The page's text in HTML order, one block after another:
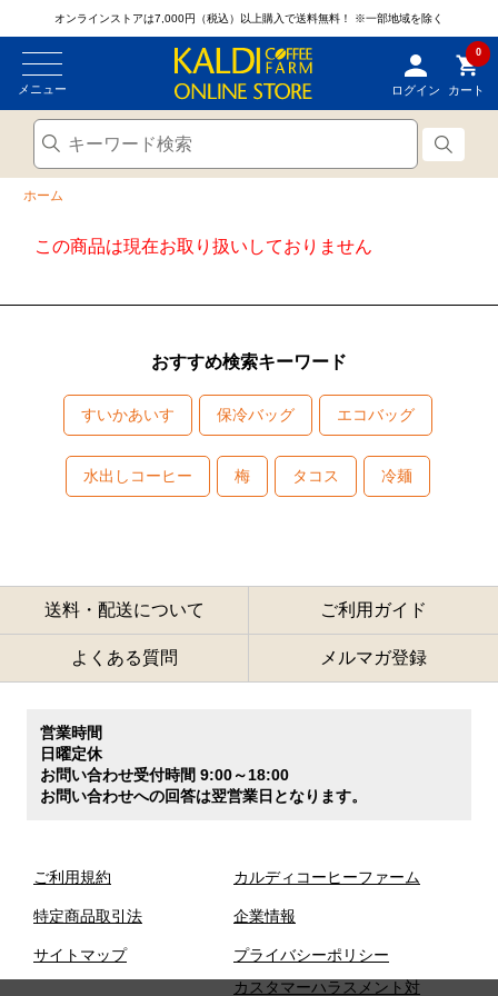
オンラインストアは7,000円（税込）以上購入で送料無料！ ※一部地域を除く
メニュー ログイン
0
カート
ホーム
この商品は現在お取り扱いしておりません
おすすめ検索キーワード
すいかあいす 保冷バッグ エコバッグ
水出しコーヒー 梅 タコス 冷麺
送料・配送について ご利用ガイド
よくある質問 メルマガ登録
営業時間
日曜定休
お問い合わせ受付時間 9:00～18:00
お問い合わせへの回答は翌営業日となります。
ご利用規約
特定商品取引法
サイトマップ
カルディコーヒーファーム
企業情報
プライバシーポリシー
カスタマーハラスメント対